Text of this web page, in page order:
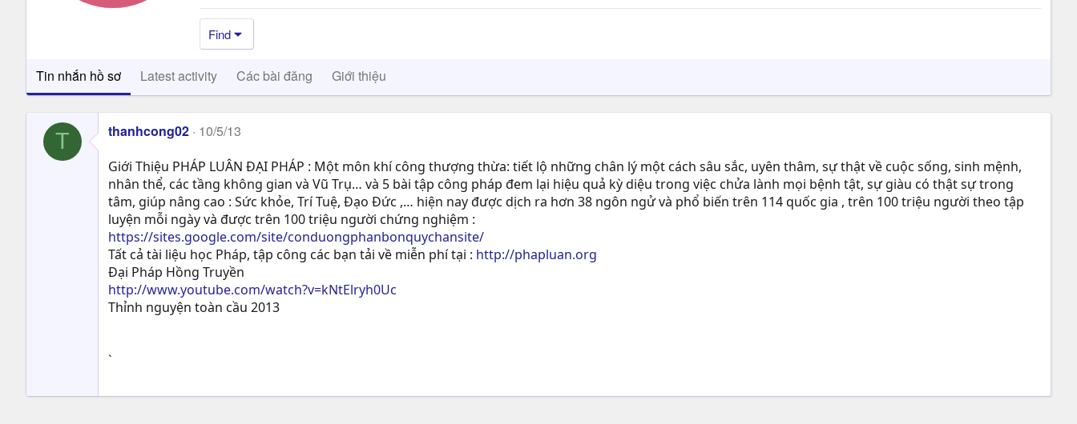
Find
Tin nhắn hồ sơ Latest activity Các bài đăng Giới thiệu
T thanhcong02 10/5/13
Giới Thiệu PHÁP LUÂN ĐẠI PHÁP : Một môn khí công thượng thừa: tiết lộ những chân lý một cách sâu sắc, uyên thâm, sự thật về cuộc sống, sinh mệnh,
nhân thể, các tầng không gian và Vũ Trụ… và 5 bài tập công pháp đem lại hiệu quả kỳ diệu trong việc chửa lành mọi bệnh tật, sự giàu có thật sự trong
tâm, giúp nâng cao : Sức khỏe, Trí Tuệ, Ðạo Ðức ,… hiện nay được dịch ra hơn 38 ngôn ngử và phổ biến trên 114 quốc gia , trên 100 triệu người theo tập
luyện mỗi ngày và được trên 100 triệu người chứng nghiệm :
https://sites.google.com/site/conduongphanbonquychansite/
Tất cả tài liệu học Pháp, tập công các bạn tải về miễn phí tại : http://phapluan.org
Đại Pháp Hồng Truyền
http://www.youtube.com/watch?v=kNtElryh0Uc
Thỉnh nguyện toàn cầu 2013
`